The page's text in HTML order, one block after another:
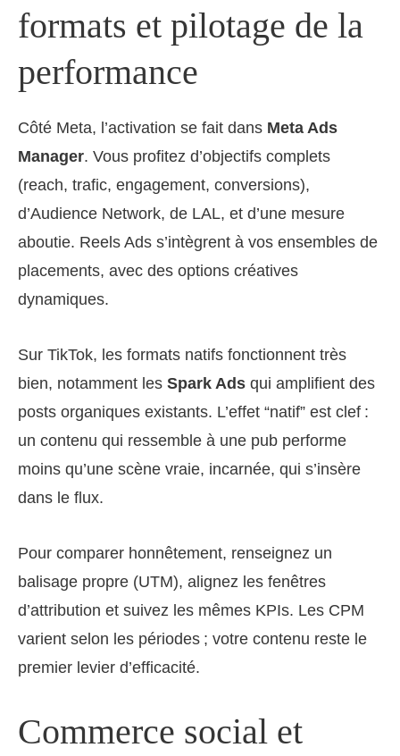
formats et pilotage de la
performance
Côté Meta, l’activation se fait dans Meta Ads
Manager. Vous profitez d’objectifs complets
(reach, trafic, engagement, conversions),
d’Audience Network, de LAL, et d’une mesure
aboutie. Reels Ads s’intègrent à vos ensembles de
placements, avec des options créatives
dynamiques.
Sur TikTok, les formats natifs fonctionnent très
bien, notamment les Spark Ads qui amplifient des
posts organiques existants. L’effet “natif” est clef :
un contenu qui ressemble à une pub performe
moins qu’une scène vraie, incarnée, qui s’insère
dans le flux.
Pour comparer honnêtement, renseignez un
balisage propre (UTM), alignez les fenêtres
d’attribution et suivez les mêmes KPIs. Les CPM
varient selon les périodes ; votre contenu reste le
premier levier d’efficacité.
Commerce social et